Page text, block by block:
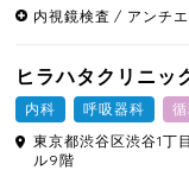
内視鏡検査
アンチ
ヒラハタクリニッ
内科 呼吸器科
東京都渋谷区渋谷1丁
ル9階